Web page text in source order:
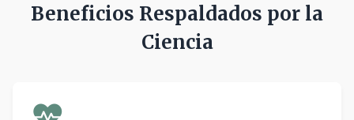
Beneficios Respaldados por la
Ciencia